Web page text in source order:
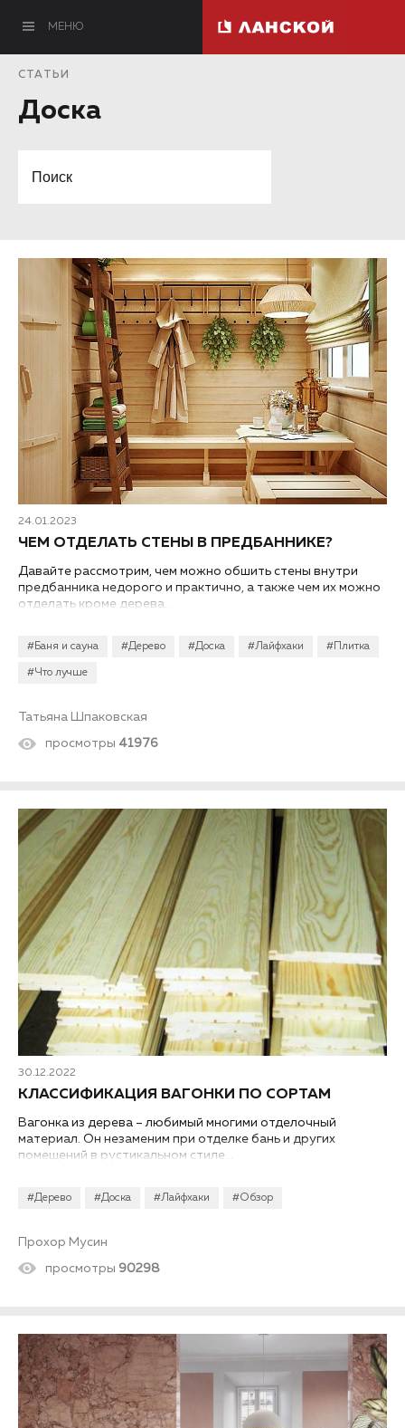
МЕНЮ
СТАТЬИ
Доска
24.01.2023
#Баня и сауна #Дерево #Доска #Лайфхаки #Плитка
#Что лучше
ЧЕМ ОТДЕЛАТЬ СТЕНЫ В ПРЕДБАННИКЕ?
Давайте рассмотрим, чем можно обшить стены внутри
предбанника недорого и практично, а также чем их можно
отделать кроме дерева...
Татьяна Шпаковская
просмотры 41976
30.12.2022
#Дерево #Доска #Лайфхаки #Обзор
КЛАССИФИКАЦИЯ ВАГОНКИ ПО СОРТАМ
Вагонка из дерева – любимый многими отделочный
материал. Он незаменим при отделке бань и других
помещений в рустикальном стиле...
Прохор Мусин
просмотры 90298